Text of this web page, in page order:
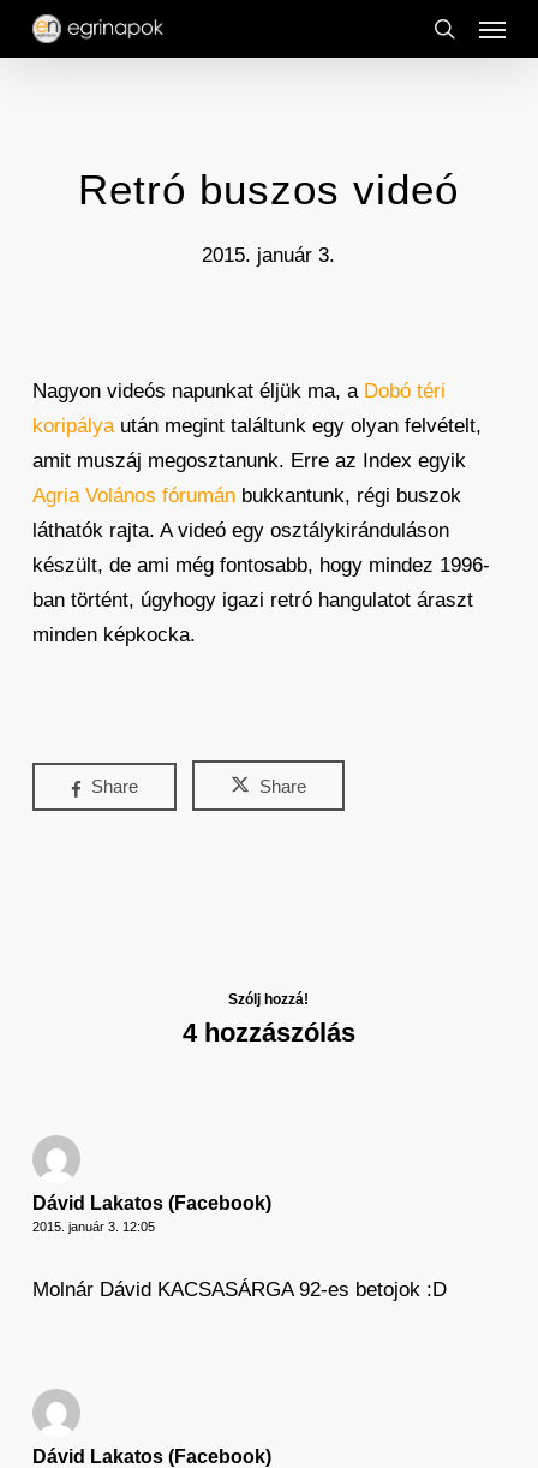
Skip
search
Menu
Retró buszos videó
2015. január 3.
Nagyon videós napunkat éljük ma, a Dobó téri
koripályaután megint találtunk egy olyan felvételt,
amit muszáj megosztanunk. Erre az Index egyik
Agria Volános fórumánbukkantunk, régi buszok
láthatók rajta. A videó egy osztálykiránduláson
készült, de ami még fontosabb, hogy mindez 1996-
ban történt, úgyhogy igazi retró hangulatot áraszt
minden képkocka.
Share Share
Szólj hozzá!
4 hozzászólás
Dávid Lakatos (Facebook)
2015. január 3. 12:05
Molnár Dávid KACSASÁRGA 92-es betojok :D
Dávid Lakatos (Facebook)